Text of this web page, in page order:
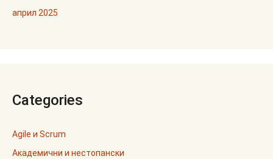
април 2025
Categories
Agile и Scrum
Академични и нестопански